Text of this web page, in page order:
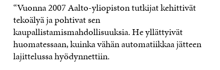
“Vuonna 2007 Aalto-yliopiston tutkijat kehittivät
tekoälyä ja pohtivat sen
kaupallistamismahdollisuuksia. He yllättyivät
huomatessaan, kuinka vähän automatiikkaa jätteen
lajittelussa hyödynnettiin.